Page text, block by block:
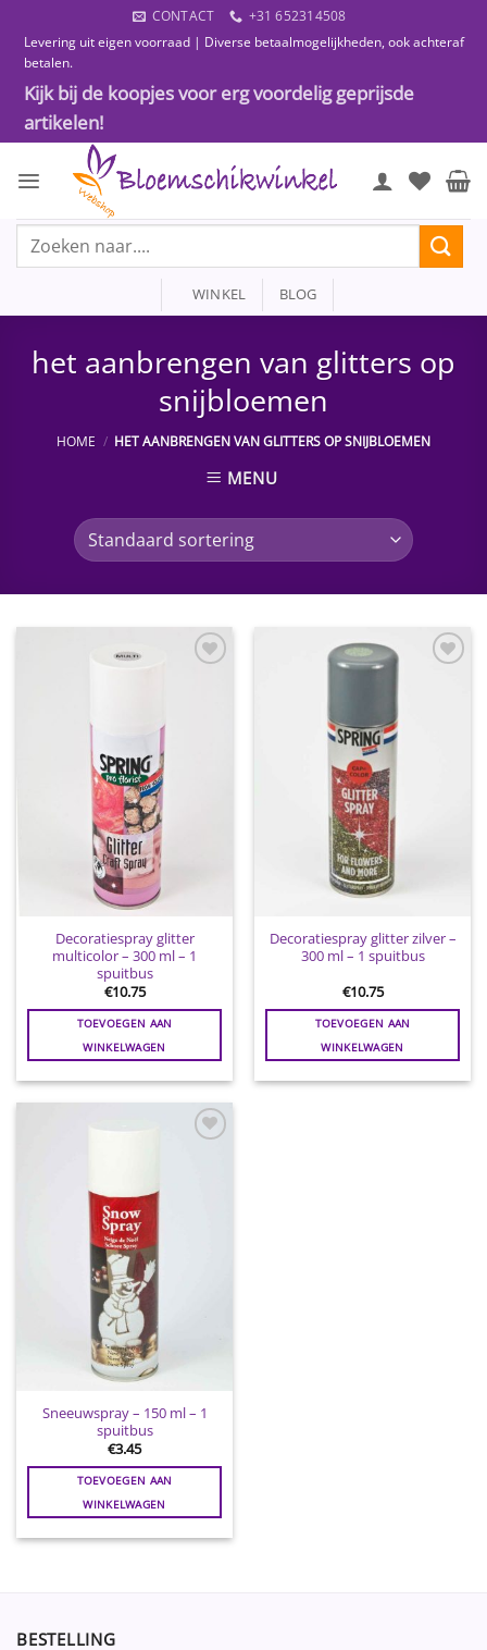
naar
inhoud
CONTACT
+31 652314508
Levering uit eigen voorraad | Diverse betaalmogelijkheden, ook achteraf
betalen.
Kijk bij de koopjes voor erg voordelig geprijsde
artikelen!
Zoeken
WINKEL BLOG
het aanbrengen van glitters op
snijbloemen
HOME / HET AANBRENGEN VAN GLITTERS OP SNIJBLOEMEN
MENU
Decoratiespray glitter
multicolor – 300 ml – 1
spuitbus
€10.75
TOEVOEGEN AAN
WINKELWAGEN
Decoratiespray glitter zilver –
300 ml – 1 spuitbus
€10.75
TOEVOEGEN AAN
WINKELWAGEN
Sneeuwspray – 150 ml – 1
spuitbus
€3.45
TOEVOEGEN AAN
WINKELWAGEN
BESTELLING